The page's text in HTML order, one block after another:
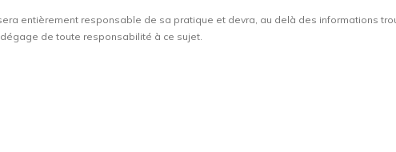
entièrement responsable de sa pratique et devra, au delà des informations
de toute responsabilité à ce sujet.